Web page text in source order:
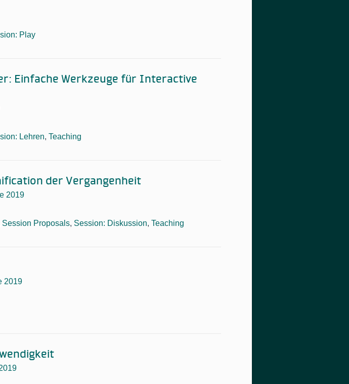
Play
Einfache Werkzeuge für Interactive
Lehren, Teaching
der Vergangenheit
2019
Session Proposals, Session: Diskussion, Teaching
2019